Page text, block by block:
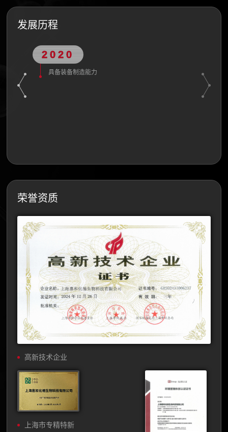
发展历程
球第一
2020
具备装备制造能力
荣誉资质
高新技术企业
上海市专精特新